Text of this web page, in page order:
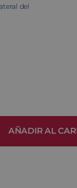
del
AÑADIR AL